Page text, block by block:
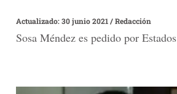
Actualizado: 30 junio 2021 /Redacción
Sosa Méndez es pedido por